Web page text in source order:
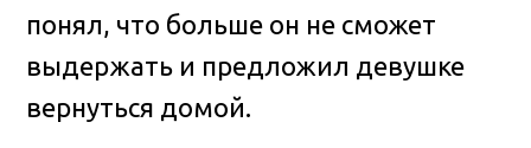
понял, что больше он не сможет
выдержать и предложил девушке
вернуться домой.